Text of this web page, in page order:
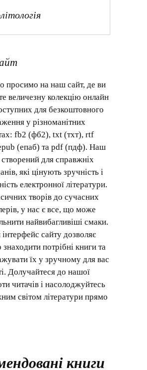
просимо на наш сайт, де ви
величезну колекцію онлайн
для безкоштовного
у різноманітних
fb2 (фб2), txt (тхт), rtf
(епаб) та pdf (пдф). Наш
для справжніх
які цінують зручність і
електронної літератури.
творів до сучасних
у нас є все, що може
найвибагливіші смаки.
сайту дозволяє
потрібні книги та
їх у зручному для вас
Долучайтеся до нашої
читачів і насолоджуйтесь
світом літератури прямо
книги